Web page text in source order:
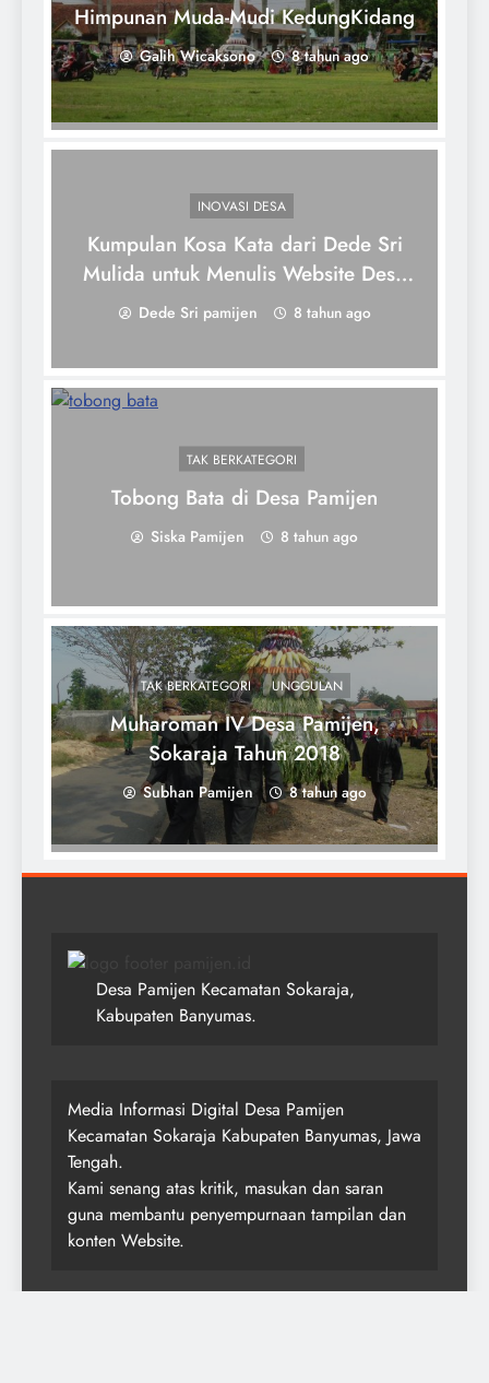
Himpunan Muda-Mudi KedungKidang
Galih Wicaksono 8 tahun ago
INOVASI DESA
Kumpulan Kosa Kata dari Dede Sri
Mulida untuk Menulis Website Desa
Pamijen
Dede Sri pamijen 8 tahun ago
TAK BERKATEGORI
Tobong Bata di Desa Pamijen
Siska Pamijen 8 tahun ago
TAK BERKATEGORI UNGGULAN
Muharoman IV Desa Pamijen,
Sokaraja Tahun 2018
Subhan Pamijen 8 tahun ago
Desa Pamijen Kecamatan Sokaraja,
Kabupaten Banyumas.
Media Informasi Digital Desa Pamijen
Kecamatan Sokaraja Kabupaten Banyumas, Jawa
Tengah.
Kami senang atas kritik, masukan dan saran
guna membantu penyempurnaan tampilan dan
konten Website.